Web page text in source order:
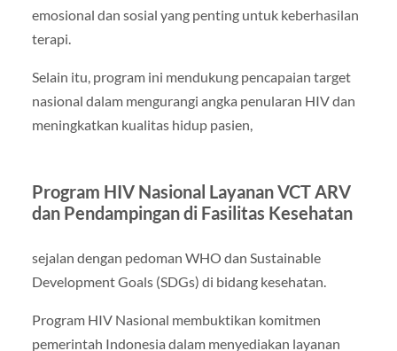
emosional dan sosial yang penting untuk keberhasilan
terapi.
Selain itu, program ini mendukung pencapaian target
nasional dalam mengurangi angka penularan HIV dan
meningkatkan kualitas hidup pasien,
Program HIV Nasional Layanan VCT ARV
dan Pendampingan di Fasilitas Kesehatan
sejalan dengan pedoman WHO dan Sustainable
Development Goals (SDGs) di bidang kesehatan.
Program HIV Nasional membuktikan komitmen
pemerintah Indonesia dalam menyediakan layanan